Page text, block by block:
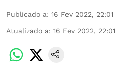
Publicado a: 16 Fev 2022, 22:01
Atualizado a: 16 Fev 2022, 22:01